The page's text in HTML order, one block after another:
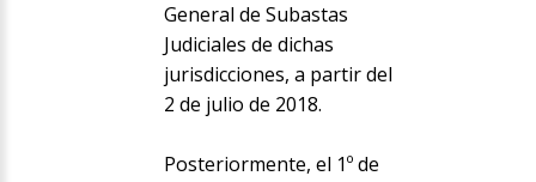
General de Subastas
Judiciales de dichas
jurisdicciones, a partir del
2 de julio de 2018.
Posteriormente, el 1º de